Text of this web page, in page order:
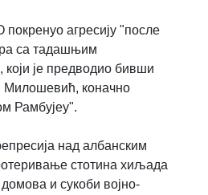
агресију "после
са тадашњим
који је предводио бивши
Милошевић, коначно
Рамбујеу".
над албанским
стотина хиљада
и сукоби војно-